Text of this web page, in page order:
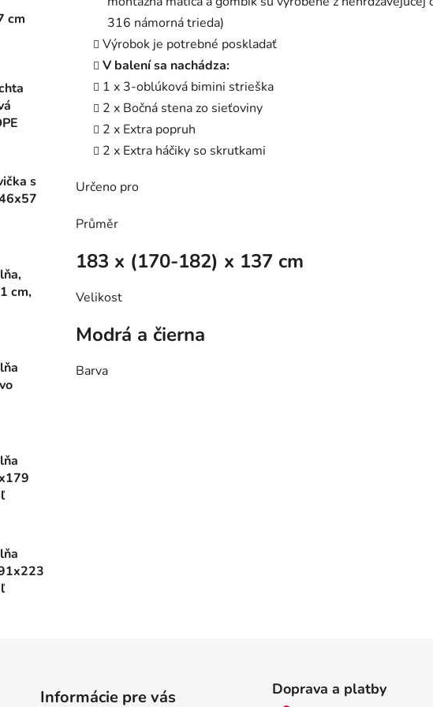
cm
s
cm,
316 námorná trieda)
Výrobok je potrebné poskladať
V balení sa nachádza:
1 x 3-oblúková bimini strieška
2 x Bočná stena zo sieťoviny
2 x Extra popruh
2 x Extra háčiky so skrutkami
Určeno pro
Průměr
183 x (170-182) x 137 cm
Velikost
Modrá a čierna
Barva
Informácie pre vás Doprava a platby